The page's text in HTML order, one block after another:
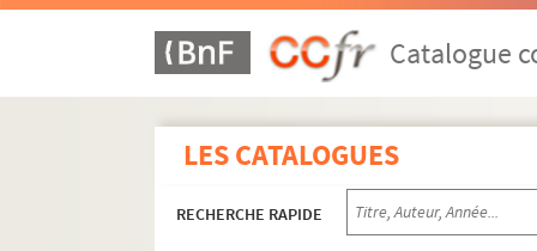
Catalogue
LES CATALOGUES
RECHERCHE RAPIDE
Léon Gandillot. Le sous-préfet de Château-
Louis Ducreux. Un souvenir d'Italie :
Bonis-Charancle. Souvent femme... :
Villemer, Lucien Delormel. Souviens-toi de
Madeleine de Zogheb, Jacques de Zogheb.